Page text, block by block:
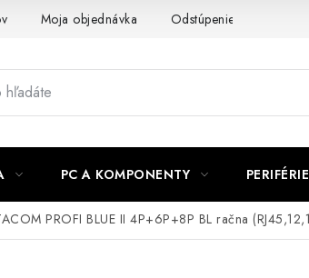
Moja objednávka Odstúpenie od zmluvy
PC A KOMPONENTY PERIFÉRIE
PROFI BLUE II 4P+6P+8P BL račna